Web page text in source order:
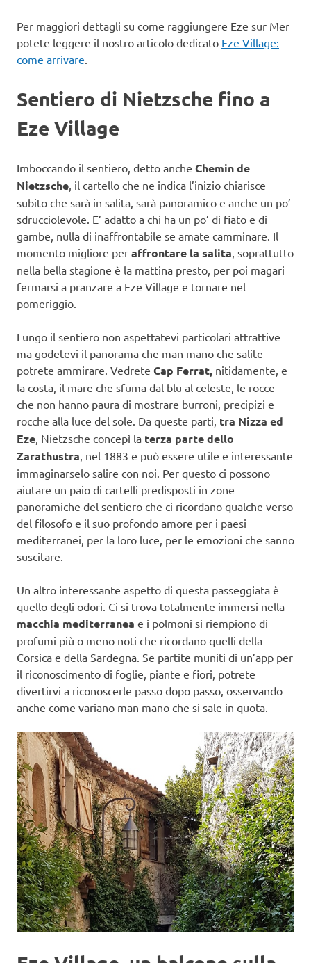
Per maggiori dettagli su come raggiungere Eze sur Mer
potete leggere il nostro articolo dedicato Eze Village:
come arrivare
Sentiero di Nietzsche fino a
Eze Village
Imboccando il sentiero, detto anche Chemin de
Nietzsche , il cartello che ne indica l’inizio chiarisce
subito che sarà in salita, sarà panoramico e anche un po’
sdrucciolevole. E’ adatto a chi ha un po’ di fiato e di
gambe, nulla di inaffrontabile se amate camminare. Il
momento migliore per affrontare la salita , soprattutto
nella bella stagione è la mattina presto, per poi magari
fermarsi a pranzare a Eze Village e tornare nel
pomeriggio.
Lungo il sentiero non aspettatevi particolari attrattive
ma godetevi il panorama che man mano che salite
potrete ammirare. Vedrete Cap Ferrat, nitidamente, e
la costa, il mare che sfuma dal blu al celeste, le rocce
che non hanno paura di mostrare burroni, precipizi e
rocche alla luce del sole. Da queste parti, tra Nizza ed
Eze , Nietzsche concepì la terza parte dello
Zarathustra , nel 1883 e può essere utile e interessante
immaginarselo salire con noi. Per questo ci possono
aiutare un paio di cartelli predisposti in zone
panoramiche del sentiero che ci ricordano qualche verso
del filosofo e il suo profondo amore per i paesi
mediterranei, per la loro luce, per le emozioni che sanno
suscitare.
Un altro interessante aspetto di questa passeggiata è
quello degli odori. Ci si trova totalmente immersi nella
macchia mediterranea e i polmoni si riempiono di
profumi più o meno noti che ricordano quelli della
Corsica e della Sardegna. Se partite muniti di un’app per
il riconoscimento di foglie, piante e fiori, potrete
divertirvi a riconoscerle passo dopo passo, osservando
anche come variano man mano che si sale in quota.